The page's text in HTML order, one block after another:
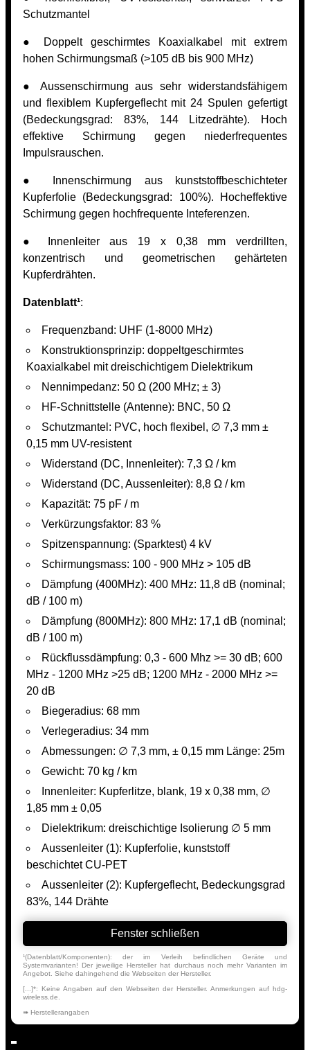
Schutzmantel
● Doppelt geschirmtes Koaxialkabel mit extrem
hohen Schirmungsmaß (>105 dB bis 900 MHz)
● Aussenschirmung aus sehr widerstandsfähigem
und flexiblem Kupfergeflecht mit 24 Spulen gefertigt
(Bedeckungsgrad: 83%, 144 Litzedrähte). Hoch
effektive Schirmung gegen niederfrequentes
Impulsrauschen.
● Innenschirmung aus kunststoffbeschichteter
Kupferfolie (Bedeckungsgrad: 100%). Hocheffektive
Schirmung gegen hochfrequente Inteferenzen.
● Innenleiter aus 19 x 0,38 mm verdrillten,
konzentrisch und geometrischen gehärteten
Kupferdrähten.
Datenblatt¹:
Frequenzband: UHF (1-8000 MHz)
Konstruktionsprinzip: doppeltgeschirmtes
Koaxialkabel mit dreischichtigem Dielektrikum
Nennimpedanz: 50 Ω (200 MHz; ± 3)
HF-Schnittstelle (Antenne): BNC, 50 Ω
Schutzmantel: PVC, hoch flexibel, ∅ 7,3 mm ±
0,15 mm UV-resistent
Widerstand (DC, Innenleiter): 7,3 Ω / km
Widerstand (DC, Aussenleiter): 8,8 Ω / km
Kapazität: 75 pF / m
Verkürzungsfaktor: 83 %
Spitzenspannung: (Sparktest) 4 kV
Schirmungsmass: 100 - 900 MHz > 105 dB
Dämpfung (400MHz): 400 MHz: 11,8 dB (nominal;
dB / 100 m)
Dämpfung (800MHz): 800 MHz: 17,1 dB (nominal;
dB / 100 m)
Rückflussdämpfung: 0,3 - 600 Mhz >= 30 dB; 600
MHz - 1200 MHz >25 dB; 1200 MHz - 2000 MHz >=
20 dB
Biegeradius: 68 mm
Verlegeradius: 34 mm
Abmessungen: ∅ 7,3 mm, ± 0,15 mm Länge: 25m
Gewicht: 70 kg / km
Innenleiter: Kupferlitze, blank, 19 x 0,38 mm, ∅
1,85 mm ± 0,05
Dielektrikum: dreischichtige Isolierung ∅ 5 mm
Aussenleiter (1): Kupferfolie, kunststoff
beschichtet CU-PET
Aussenleiter (2): Kupfergeflecht, Bedeckungsgrad
83%, 144 Drähte
Fenster schließen
¹(Datenblatt/Komponenten): der im Verleih befindlichen Geräte und
Systemvarianten! Der jeweilige Hersteller hat durchaus noch mehr Varianten im
Angebot. Siehe dahingehend die Webseiten der Hersteller.
[...]*: Keine Angaben auf den Webseiten der Hersteller. Anmerkungen auf hdg-
wireless.de.
➠ Herstellerangaben